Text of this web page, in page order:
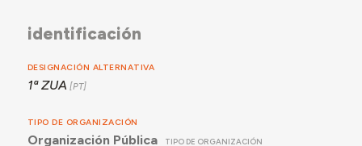
identificación
DESIGNACIÓN ALTERNATIVA
1ª ZUA
TIPO DE ORGANIZACIÓN
Organización Pública TIPO DE ORGANIZACIÓN